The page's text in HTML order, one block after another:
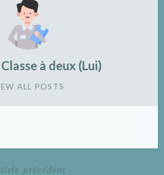
Classe à deux (Lui)
ALL POSTS
précédent